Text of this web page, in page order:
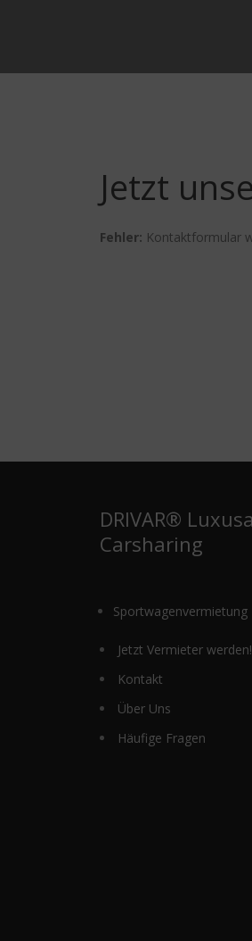
Jetzt
Fehler: Kontaktformular
DRIVAR®
Carsharing
Sportwagenvermietung
Jetzt Vermieter werden!
Kontakt
Über Uns
Häufige Fragen